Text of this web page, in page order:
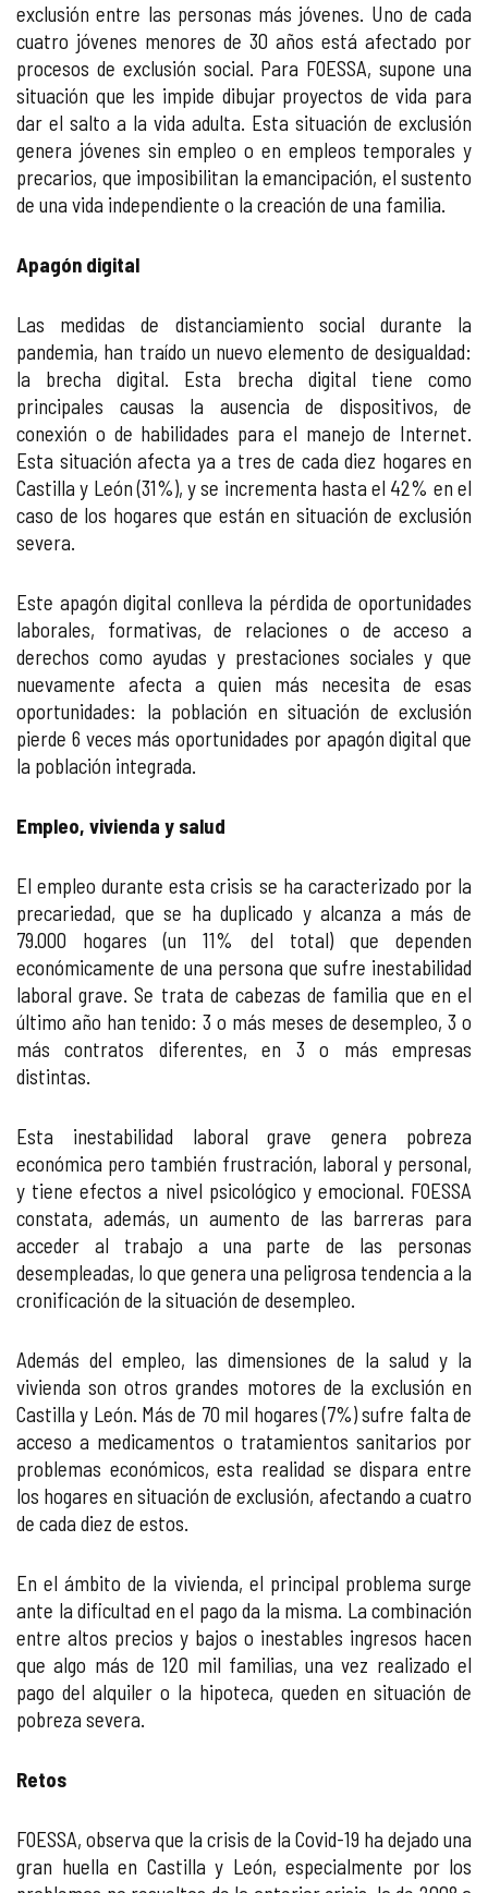
exclusión entre las personas más jóvenes. Uno de cada
cuatro jóvenes menores de 30 años está afectado por
procesos de exclusión social. Para FOESSA, supone una
situación que les impide dibujar proyectos de vida para
dar el salto a la vida adulta. Esta situación de exclusión
genera jóvenes sin empleo o en empleos temporales y
precarios, que imposibilitan la emancipación, el sustento
de una vida independiente o la creación de una familia.
Apagón digital
Las medidas de distanciamiento social durante la
pandemia, han traído un nuevo elemento de desigualdad:
la brecha digital. Esta brecha digital tiene como
principales causas la ausencia de dispositivos, de
conexión o de habilidades para el manejo de Internet.
Esta situación afecta ya a tres de cada diez hogares en
Castilla y León (31%), y se incrementa hasta el 42% en el
caso de los hogares que están en situación de exclusión
severa.
Este apagón digital conlleva la pérdida de oportunidades
laborales, formativas, de relaciones o de acceso a
derechos como ayudas y prestaciones sociales y que
nuevamente afecta a quien más necesita de esas
oportunidades: la población en situación de exclusión
pierde 6 veces más oportunidades por apagón digital que
la población integrada.
Empleo, vivienda y salud
El empleo durante esta crisis se ha caracterizado por la
precariedad, que se ha duplicado y alcanza a más de
79.000 hogares (un 11% del total) que dependen
económicamente de una persona que sufre inestabilidad
laboral grave. Se trata de cabezas de familia que en el
último año han tenido: 3 o más meses de desempleo, 3 o
más contratos diferentes, en 3 o más empresas
distintas.
Esta inestabilidad laboral grave genera pobreza
económica pero también frustración, laboral y personal,
y tiene efectos a nivel psicológico y emocional. FOESSA
constata, además, un aumento de las barreras para
acceder al trabajo a una parte de las personas
desempleadas, lo que genera una peligrosa tendencia a la
cronificación de la situación de desempleo.
Además del empleo, las dimensiones de la salud y la
vivienda son otros grandes motores de la exclusión en
Castilla y León. Más de 70 mil hogares (7%) sufre falta de
acceso a medicamentos o tratamientos sanitarios por
problemas económicos, esta realidad se dispara entre
los hogares en situación de exclusión, afectando a cuatro
de cada diez de estos.
En el ámbito de la vivienda, el principal problema surge
ante la dificultad en el pago da la misma. La combinación
entre altos precios y bajos o inestables ingresos hacen
que algo más de 120 mil familias, una vez realizado el
pago del alquiler o la hipoteca, queden en situación de
pobreza severa.
Retos
FOESSA, observa que la crisis de la Covid-19 ha dejado una
gran huella en Castilla y León, especialmente por los